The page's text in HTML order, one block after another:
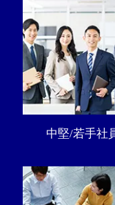
中堅/若手社